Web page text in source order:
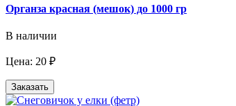
Органза красная (мешок) до 1000 гр
В наличии
Цена: 20 ₽
Заказать